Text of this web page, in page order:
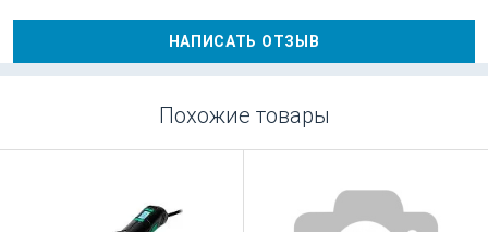
НАПИСАТЬ ОТЗЫВ
Похожие товары